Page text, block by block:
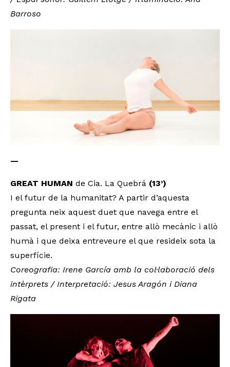
Barroso
—
GREAT HUMAN de Cia. La Quebrá (13’)
I el futur de la humanitat? A partir d’aquesta
pregunta neix aquest duet que navega entre el
passat, el present i el futur, entre allò mecànic i allò
humà i que deixa entreveure el que resideix sota la
superfície.
Coreografia: Irene García amb la col·laboració dels
intèrprets / Interpretació: Jesus Aragón i Diana
Rigata